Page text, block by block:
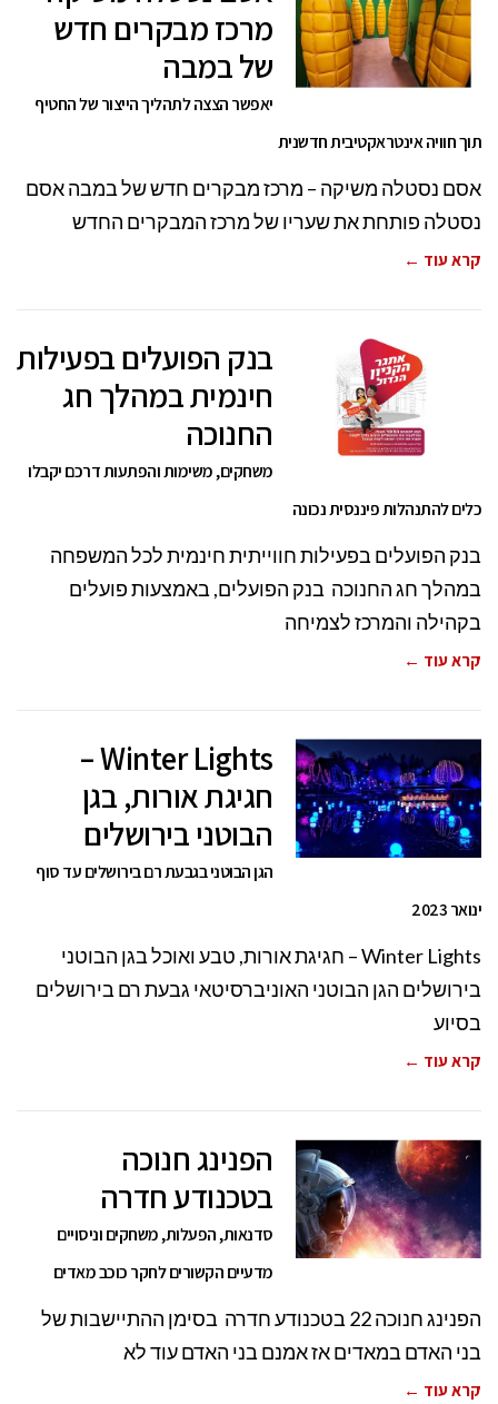
מרכז מבקרים חדש
של במבה
יאפשר הצצה לתהליך הייצור של החטיף
תוך חוויה אינטראקטיבית חדשנית
אסם נסטלה משיקה – מרכז מבקרים חדש של במבה אסם
נסטלה פותחת את שעריו של מרכז המבקרים החדש
קרא עוד ←
בנק הפועלים בפעילות
חינמית במהלך חג
החנוכה
משחקים, משימות והפתעות דרכם יקבלו
כלים להתנהלות פיננסית נכונה
בנק הפועלים בפעילות חווייתית חינמית לכל המשפחה
במהלך חג החנוכה בנק הפועלים, באמצעות פועלים
בקהילה והמרכז לצמיחה
קרא עוד ←
Winter Lights –
חגיגת אורות, בגן
הבוטני בירושלים
הגן הבוטני בגבעת רם בירושלים עד סוף
ינואר 2023
Winter Lights – חגיגת אורות, טבע ואוכל בגן הבוטני
בירושלים הגן הבוטני האוניברסיטאי גבעת רם בירושלים
בסיוע
קרא עוד ←
הפנינג חנוכה
בטכנודע חדרה
סדנאות, הפעלות, משחקים וניסויים
מדעיים הקשורים לחקר כוכב מאדים
הפנינג חנוכה 22 בטכנודע חדרה בסימן ההתיישבות של
בני האדם במאדים אז אמנם בני האדם עוד לא
קרא עוד ←